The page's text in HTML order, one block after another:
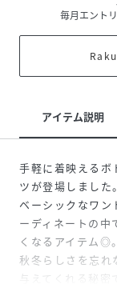
毎月エント
アイテム説明
手軽に着映えるボ
ツが登場しました。
ベーシックなワン
ーディネートの中
くなるアイテム◎。
秋冬らしさを忘れ
与えてくれる秘密